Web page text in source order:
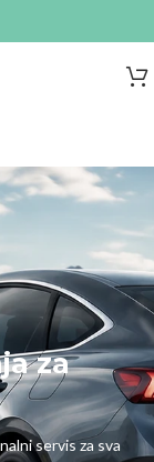
za
servis za sva